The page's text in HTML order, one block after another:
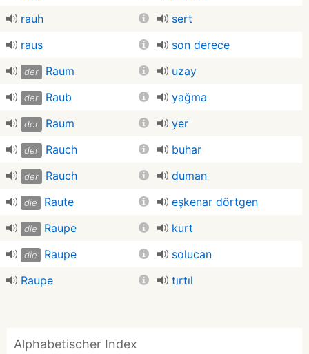
rauh
sert
raus
son derece
der Raum uzay
der Raub yağma
der Raum yer
der Rauch buhar
der Rauch duman
die Raute eşkenar dörtgen
die Raupe kurt
die Raupe
solucan
Raupe
tırtıl
Alphabetischer Index